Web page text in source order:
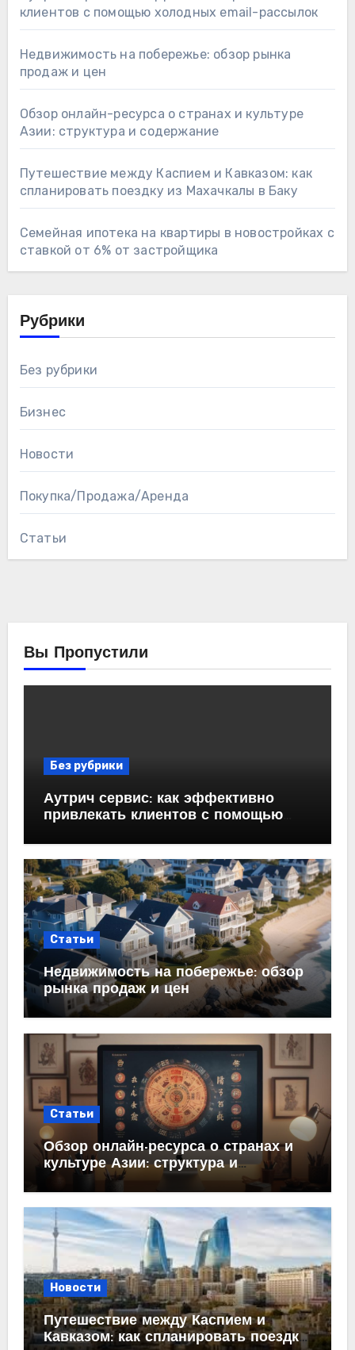
клиентов с помощью холодных email-рассылок
Недвижимость на побережье: обзор рынка
продаж и цен
Обзор онлайн-ресурса о странах и культуре
Азии: структура и содержание
Путешествие между Каспием и Кавказом: как
спланировать поездку из Махачкалы в Баку
Семейная ипотека на квартиры в новостройках с
ставкой от 6% от застройщика
Рубрики
Без рубрики
Бизнес
Новости
Покупка/Продажа/Аренда
Статьи
Вы Пропустили
Без рубрики
Аутрич сервис: как эффективно
привлекать клиентов с помощью
Статьи
Недвижимость на побережье: обзор
рынка продаж и цен
Статьи
Обзор онлайн-ресурса о странах и
культуре Азии: структура и
содержание
Новости
Путешествие между Каспием и
Кавказом: как спланировать поездку